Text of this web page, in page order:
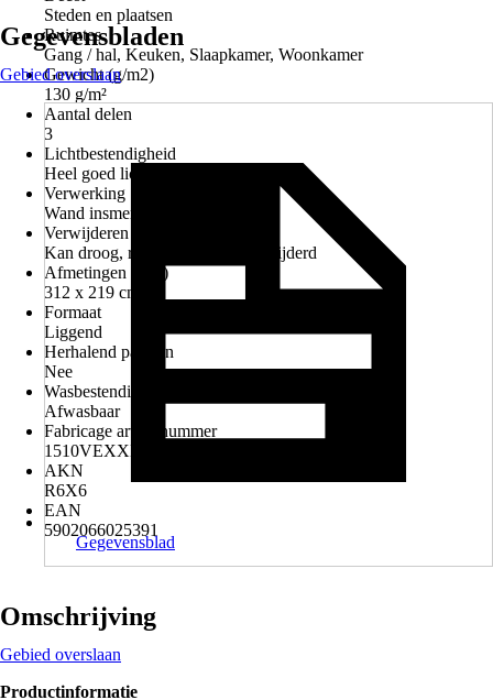
Steden en plaatsen
Ruimtes
Gang / hal, Keuken, Slaapkamer, Woonkamer
Gewicht (g/m2)
130 g/m²
Aantal delen
3
Lichtbestendigheid
Heel goed lichtbestendig
Verwerking
Wand insmeren met behanglijm
Verwijderen van het behang
Kan droog, restloos worden verwijderd
Afmetingen (bxh)
312 x 219 cm
Formaat
Liggend
Herhalend patroon
Nee
Wasbestendigheid
Afwasbaar
Fabricage artikelnummer
1510VEXXL
AKN
R6X6
EAN
5902066025391
Gegevensbladen
Gebied overslaan
Gegevensblad
Omschrijving
Gebied overslaan
Productinformatie